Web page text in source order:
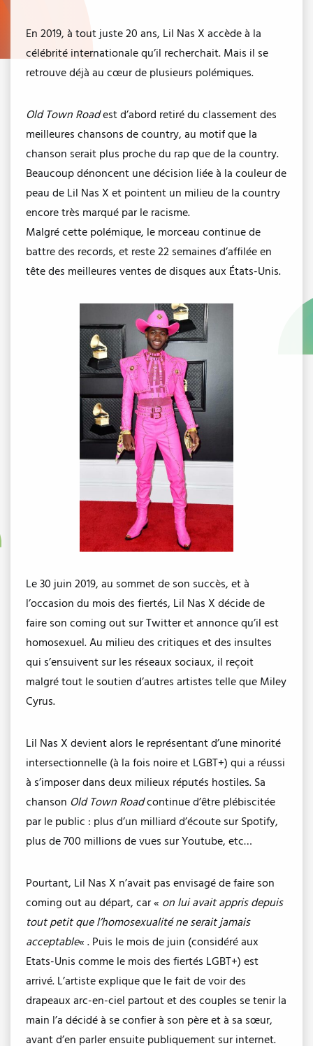
En 2019, à tout juste 20 ans, Lil Nas X accède à la
célébrité internationale qu’il recherchait. Mais il se
retrouve déjà au cœur de plusieurs polémiques.
Old Town Roadest d’abord retiré du classement des
meilleures chansons de country, au motif que la
chanson serait plus proche du rap que de la country.
Beaucoup dénoncent une décision liée à la couleur de
peau de Lil Nas X et pointent un milieu de la country
encore très marqué par le racisme.
Malgré cette polémique, le morceau continue de
battre des records, et reste 22 semaines d’affilée en
tête des meilleures ventes de disques aux États-Unis.
Le 30 juin 2019, au sommet de son succès, et à
l’occasion du mois des fiertés, Lil Nas X décide de
faire son coming out sur Twitter et annonce qu’il est
homosexuel. Au milieu des critiques et des insultes
qui s’ensuivent sur les réseaux sociaux, il reçoit
malgré tout le soutien d’autres artistes telle que Miley
Cyrus.
Lil Nas X devient alors le représentant d’une minorité
intersectionnelle (à la fois noire et LGBT+) qui a réussi
à s’imposer dans deux milieux réputés hostiles. Sa
chanson Old Town Roadcontinue d’être plébiscitée
par le public : plus d’un milliard d’écoute sur Spotify,
plus de 700 millions de vues sur Youtube, etc…
Pourtant, Lil Nas X n’avait pas envisagé de faire son
coming out au départ, car « on lui avait appris depuis
tout petit que l’homosexualité ne serait jamais
acceptable« . Puis le mois de juin (considéré aux
Etats-Unis comme le mois des fiertés LGBT+) est
arrivé. L’artiste explique que le fait de voir des
drapeaux arc-en-ciel partout et des couples se tenir la
main l’a décidé à se confier à son père et à sa sœur,
avant d’en parler ensuite publiquement sur internet.